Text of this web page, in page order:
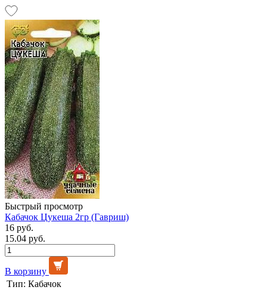
Быстрый просмотр
Кабачок Цукеша 2гр (Гавриш)
16 руб.
15.04 руб.
В корзину
Тип: Кабачок